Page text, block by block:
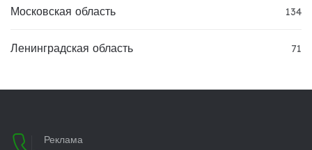
Московская область 134
Ленинградская область 71
Реклама